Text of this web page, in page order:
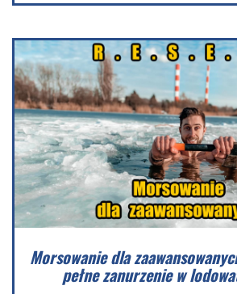
Morsowanie dla
pełne zanurzenie w